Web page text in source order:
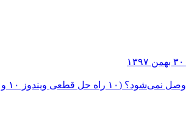
۳۰ بهمن ۱۳۹۷
حل قطعی ویندوز ۱۰ و ۱۱